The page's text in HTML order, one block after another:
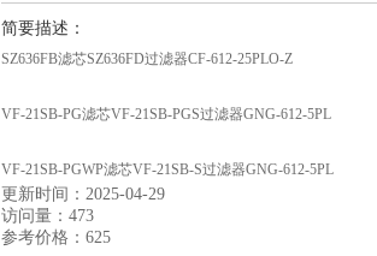
简要描述：
SZ636FB滤芯SZ636FD过滤器CF-612-25PLO-Z
VF-21SB-PG滤芯VF-21SB-PGS过滤器GNG-612-5PL
VF-21SB-PGWP滤芯VF-21SB-S过滤器GNG-612-5PL
Cim-Tek西姆泰克30009滤芯E-1300-30普优滤器
更新时间：2025-04-29
访问量：473
参考价格：625